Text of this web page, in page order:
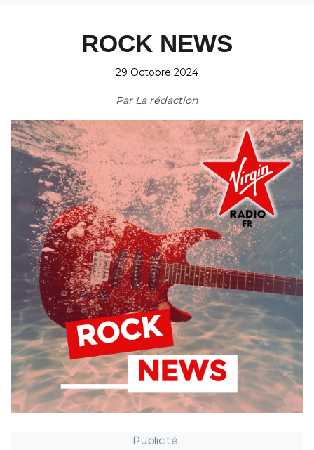
ROCK NEWS
29 Octobre 2024
Par La rédaction
Publicité